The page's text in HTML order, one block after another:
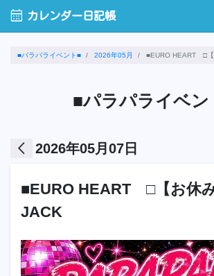
calendar_month カレンダー日記帳
■パラパライベント■ 2026年05月 ■EURO HEART □【
■パラパライベン
arrow_back_ios 2026年05月07日
■EURO HEART □【お休
JACK